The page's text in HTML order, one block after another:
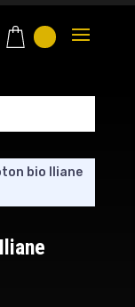
bio Iliane